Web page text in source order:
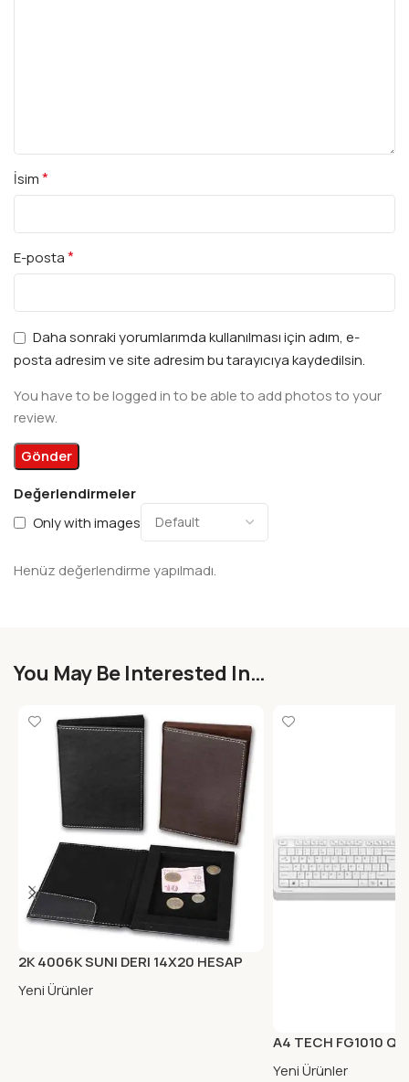
Değerlendirmeler
Only with images
Henüz değerlendirme yapılmadı.
İsim*
E-posta*
Daha sonraki yorumlarımda kullanılması için adım, e-
posta adresim ve site adresim bu tarayıcıya kaydedilsin.
You have to be logged in to be able to add photos to your
review.
You May Be Interested In…
2K 4006K SUNI DERI 14X20 HESAP
KUTUSU KAHVE
Yeni Ürünler
A4 TECH FG1010 Q
KLAVYE MOUSE
Yeni Ürünler